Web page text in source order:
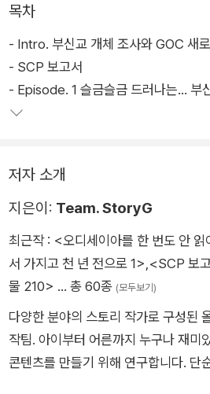
목차
- Intro. 부신교 개체 조사와 GOC 새
- SCP 보고서
- Episode. 1 슬금슬금 드러나는... 부
저자 소개
지은이: Team. StoryG
최근작 : <오디세이아를 한 번도 안
서 가지고 천 년 전으로 1> <SCP 보
물 210> … 총 60종 (모두보기)
다양한 분야의 스토리 작가로 구성된
작팀. 아이부터 어른까지 누구나 재미
콘텐츠를 만들기 위해 연구합니다. 단